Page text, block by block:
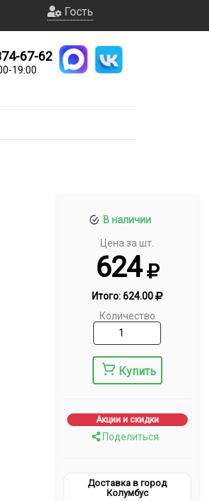
Гость
67-62
19:00
В наличии
Цена за шт.
624
Итого:624.00
Количество
Купить
Акции и скидки
Поделиться
Доставка в город
Колумбус